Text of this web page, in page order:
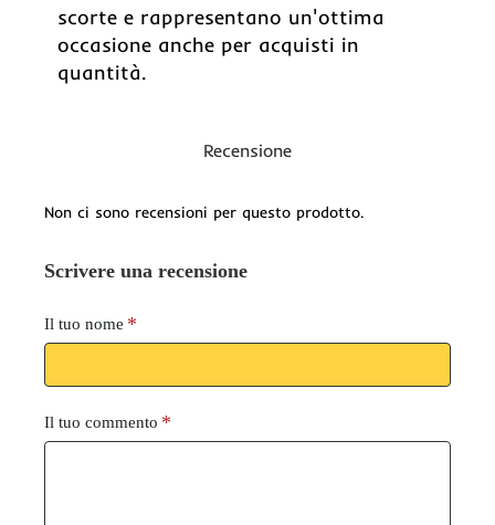
scorte e rappresentano un'ottima
occasione anche per acquisti in
quantità.
Recensione
Non ci sono recensioni per questo prodotto.
Scrivere una recensione
Il tuo nome
Il tuo commento